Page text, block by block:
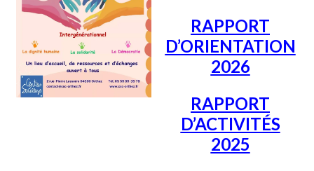
RAPPORT
D’ORIENTATION
2026
RAPPORT
D’ACTIVITÉS
2025